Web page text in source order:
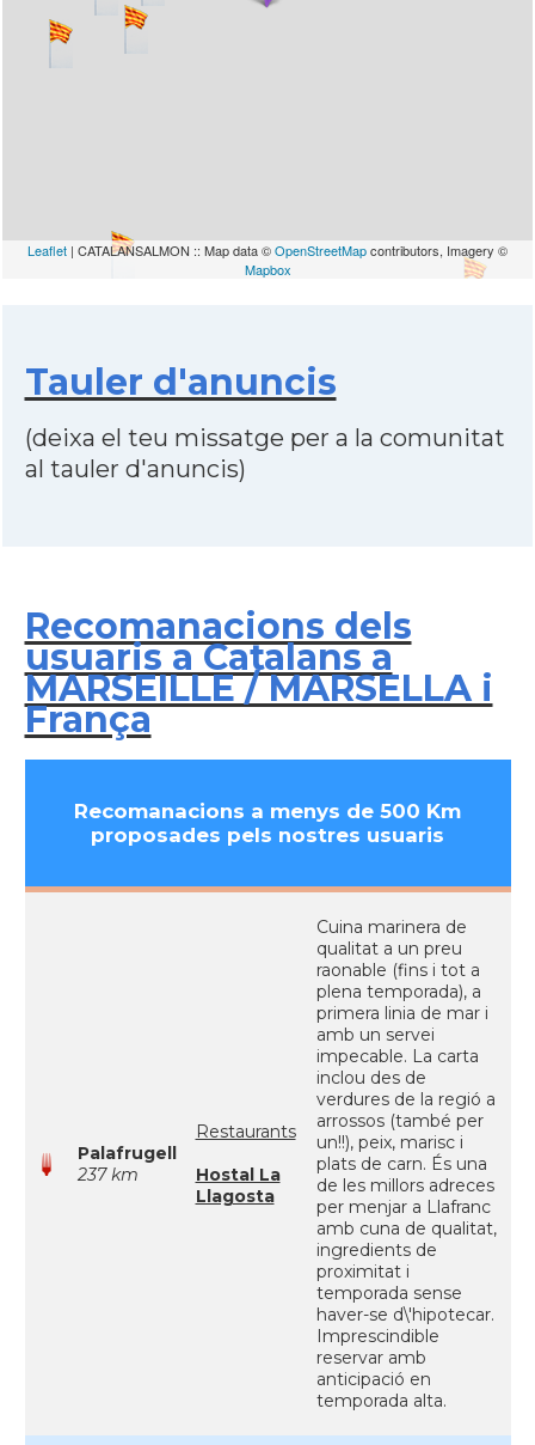
Leaflet | CATALANSALMON :: Map data ©OpenStreetMapcontributors, Imagery ©
Mapbox
Tauler d'anuncis
(deixa el teu missatge per a la comunitat
al tauler d'anuncis)
Recomanacions dels
usuaris a Catalans a
MARSEILLE / MARSELLA i
França
Recomanacions a menys de 500 Km
proposades pels nostres usuaris
Palafrugell
237 km
Restaurants
Hostal La
Llagosta
Cuina marinera de
qualitat a un preu
raonable (fins i tot a
plena temporada), a
primera linia de mar i
amb un servei
impecable. La carta
inclou des de
verdures de la regió a
arrossos (també per
un!!), peix, marisc i
plats de carn. És una
de les millors adreces
per menjar a Llafranc
amb cuna de qualitat,
ingredients de
proximitat i
temporada sense
haver-se d\'hipotecar.
Imprescindible
reservar amb
anticipació en
temporada alta.